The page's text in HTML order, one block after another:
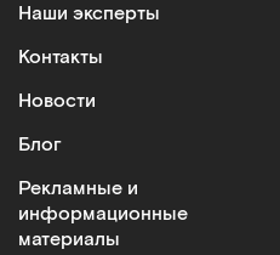
Наши эксперты
Контакты
Новости
Блог
Рекламные и
информационные
материалы